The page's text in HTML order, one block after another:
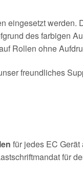
eingesetzt
des farbigen
Rollen ohne
freundliches
für jedes EC
für